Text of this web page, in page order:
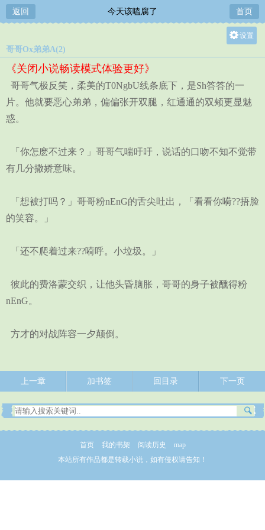
返回 今天该嗑腐了 首页
设置
中
小
哥哥Ox弟弟A(2)
《关闭小说畅读模式体验更好》
哥哥气极反笑，柔美的T0NgbU线条底下，是Sh答答的一
片。他就要恶心弟弟，偏偏张开双腿，红通通的双颊更显魅
惑。
「你怎麽不过来？」哥哥气喘吁吁，说话的口吻不知不觉带
有几分撒娇意味。
「想被打吗？」哥哥粉nEnG的舌尖吐出，「看看你嗬??捂脸
的笑容。」
「还不爬着过来??嗬呼。小垃圾。」
彼此的费洛蒙交织，让他头昏脑胀，哥哥的身子被醺得粉
nEnG。
方才的对战阵容一夕颠倒。
上一章 加书签 回目录 下一页
首页 我的书架 阅读历史
map
本站所有作品都是转载小说，如有侵权请告知！